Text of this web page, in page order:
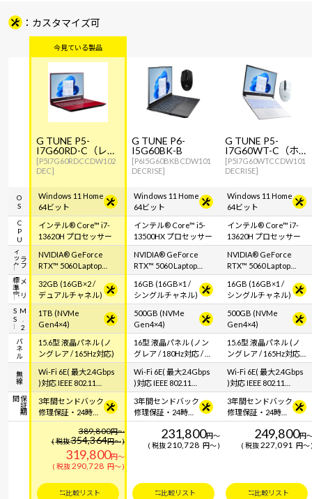
カスタマイズ可
OS
CPU
グ
ラ
フ
ィ
ッ
ク
メ
モ
リ
標
準
容
M
.
2
S
S
パネル
無線
保
証
期
間
G TUNE P5-
I7G60RD-C（レッ
ド）
[P5I7G60RDCCDW102
DEC]
Windows 11 Home
64ビット
インテル® Core™ i7-
13620H プロセッサー
NVIDIA® GeForce
RTX™ 5060 Laptop
GPU
32GB (16GB×2 /
デュアルチャネル)
1TB (NVMe
Gen4×4)
15.6型 液晶パネル (ノ
ングレア / 165Hz対応)
Wi-Fi 6E( 最大2.4Gbps
)対応 IEEE 802.11
ax/ac/a/b/g/n準拠 ＋
Bluetooth 5内蔵
3年間センドバック
修理保証・24時間
×365日電話サポー
389,800円～
税抜354,364円～
319,800円～
税抜 290,728 円～
比較リスト
G TUNE P6-
I5G60BK-B
[P6I5G60BKBCDW101
DECRISE]
Windows 11 Home
64ビット
インテル® Core™ i5-
13500HX プロセッサー
NVIDIA® GeForce
RTX™ 5060 Laptop
GPU
16GB (16GB×1 /
シングルチャネル)
500GB (NVMe
Gen4×4)
16型 液晶パネル (ノン
グレア / 180Hz対応 / ア
スペクト比16:10)
Wi-Fi 6E( 最大2.4Gbps
)対応 IEEE 802.11
ax/ac/a/b/g/n準拠 ＋
Bluetooth 5内蔵
3年間センドバック
修理保証・24時間
×365日電話サポー
231,800円～
税抜 210,728 円～
比較リスト
G TUNE P5-
I7G60WT-C（ホワ
イト）
[P5I7G60WTCCDW101
DECRISE]
Windows 11 Home
64ビット
インテル® Core™ i7-
13620H プロセッサー
NVIDIA® GeForce
RTX™ 5060 Laptop
GPU
16GB (16GB×1 /
シングルチャネル)
500GB (NVMe
Gen4×4)
15.6型 液晶パネル (ノ
ングレア / 165Hz対応 /
アスペクト比16:9)
Wi-Fi 6E( 最大2.4Gbps
)対応 IEEE 802.11
ax/ac/a/b/g/n準拠 ＋
Bluetooth 5内蔵
3年間センドバック
修理保証・24時間
×365日電話サポー
249,800円
税抜 227,091 円～
比較リスト